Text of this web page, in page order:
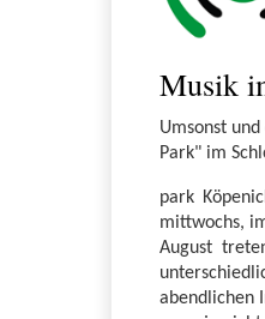
Musik
Umsonst
Park" im
park
mittwochs,
August
abendlichen